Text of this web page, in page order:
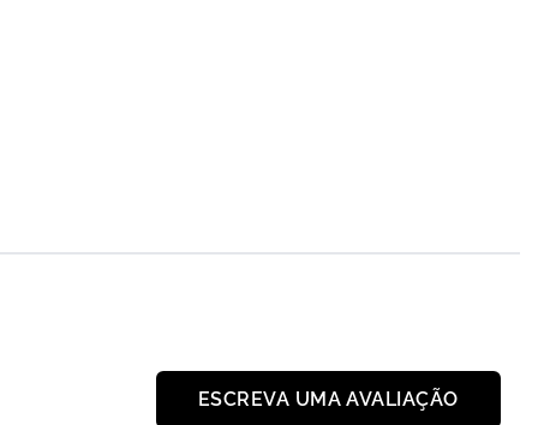
ESCREVA UMA AVALIAÇÃO